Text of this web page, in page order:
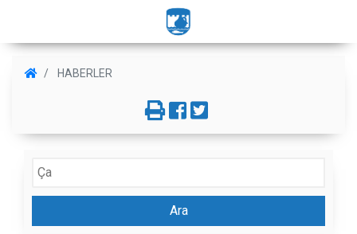
HABERLER
Ara